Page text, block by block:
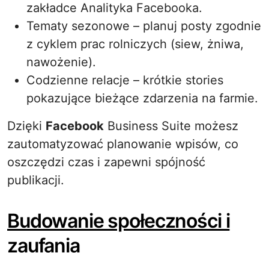
zakładce Analityka Facebooka.
Tematy sezonowe – planuj posty zgodnie
z cyklem prac rolniczych (siew, żniwa,
nawożenie).
Codzienne relacje – krótkie stories
pokazujące bieżące zdarzenia na farmie.
Dzięki Facebook Business Suite możesz
zautomatyzować planowanie wpisów, co
oszczędzi czas i zapewni spójność
publikacji.
Budowanie społeczności i
zaufania